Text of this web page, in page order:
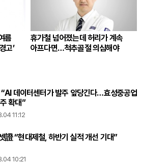
름
고’
휴가철 넘어졌는데 허리가 계속
아프다면…척추골절 의심해야
데이터센터가 발주 앞당긴다…효성중공업
확대”
11:12
證 “현대제철, 하반기 실적 개선 기대”
10:21